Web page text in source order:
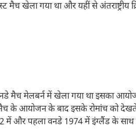
मैच खेला गया था और यहीं से
मैच मेलबर्न में खेला गया था इसका
के आयोजन के बाद इसके रोमांच को
में और पहला वनडे 1974 में इंग्लैंड के